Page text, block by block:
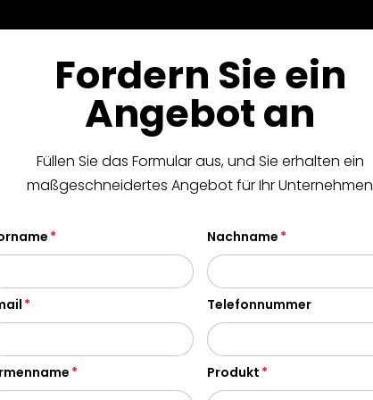
Fordern Sie ein
Angebot an
Füllen Sie das Formular aus, und Sie erhalten ein
maßgeschneidertes Angebot für Ihr Unternehmen
Nachname
Telefonnummer
Produkt